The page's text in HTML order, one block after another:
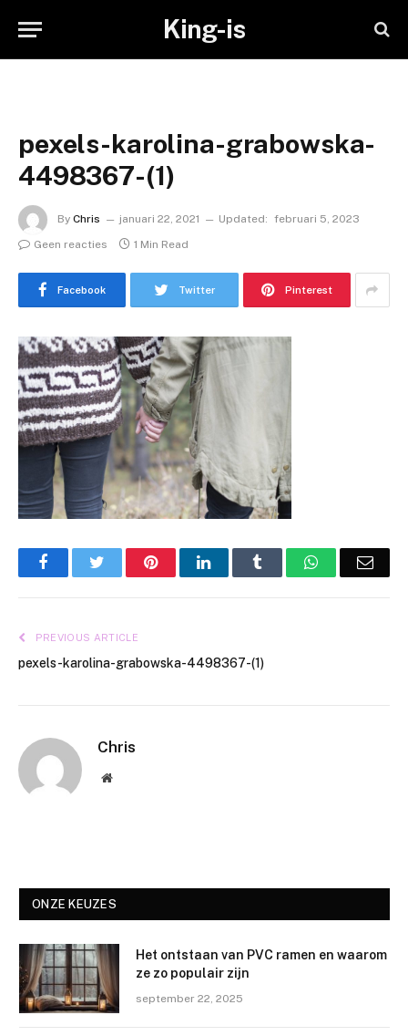
King-is
pexels-karolina-grabowska-
4498367-(1)
By Chris januari 22, 2021 Updated: februari 5, 2023
Geen reacties
1 Min Read
Facebook Twitter Pinterest
FacebookTwitter PinterestLinkedIn Tumblr WhatsApp
PREVIOUS ARTICLE
pexels-karolina-grabowska-4498367-(1)
Chris
Website
ONZE KEUZES
Het ontstaan van PVC ramen en waarom
ze zo populair zijn
september 22, 2025